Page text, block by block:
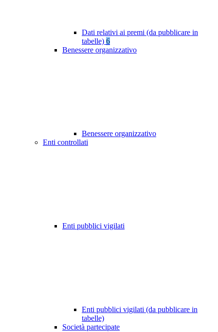
Dati relativi ai premi (da pubblicare in
tabelle) 6
Benessere organizzativo
Benessere organizzativo
Enti controllati
Enti pubblici vigilati
Enti pubblici vigilati (da pubblicare in
tabelle)
Società partecipate